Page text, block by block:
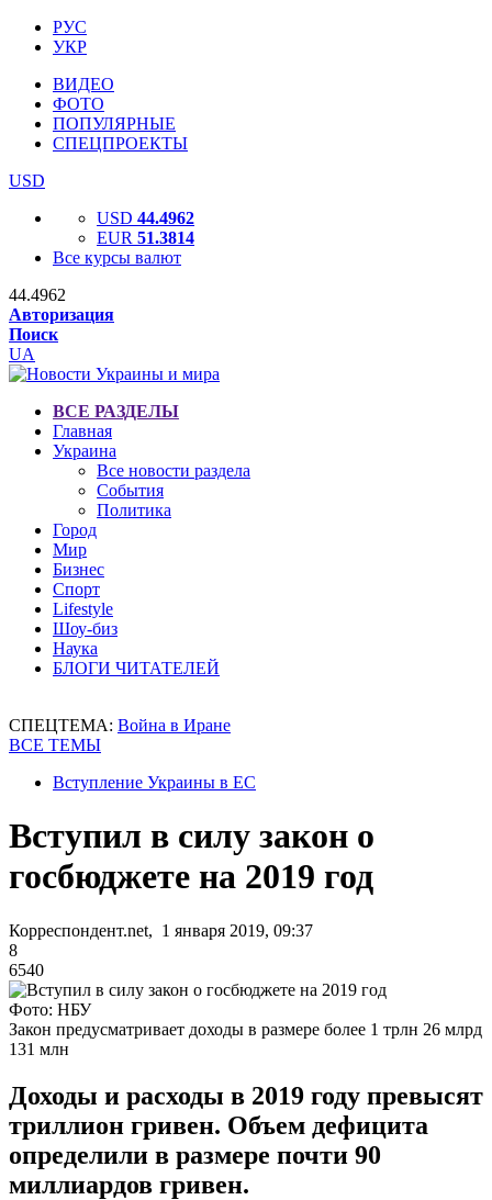
РУС
УКР
ВИДЕО
ФОТО
ПОПУЛЯРНЫЕ
СПЕЦПРОЕКТЫ
USD
USD 44.4962
EUR 51.3814
Все курсы валют
44.4962
Авторизация
Поиск
UA
ВСЕ РАЗДЕЛЫ
Главная
Украина
Все новости раздела
События
Политика
Город
Мир
Бизнес
Спорт
Lifestyle
Шоу-биз
Наука
БЛОГИ ЧИТАТЕЛЕЙ
СПЕЦТЕМА: Война в Иране
ВСЕ ТЕМЫ
Вступление Украины в ЕС
Вступил в силу закон о
госбюджете на 2019 год
Корреспондент.net, 1 января 2019, 09:37
8
6540
Фото: НБУ
Закон предусматривает доходы в размере более 1 трлн 26 млрд
131 млн
Доходы и расходы в 2019 году превысят
триллион гривен. Объем дефицита
определили в размере почти 90
миллиардов гривен.